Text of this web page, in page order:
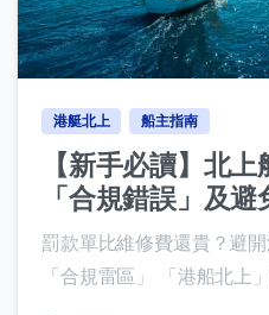
港艇北上 船主指南
【新手必讀】北
「合規錯誤」及避
罰款單比維修費還貴？避
「合規雷區」 「港船北上」